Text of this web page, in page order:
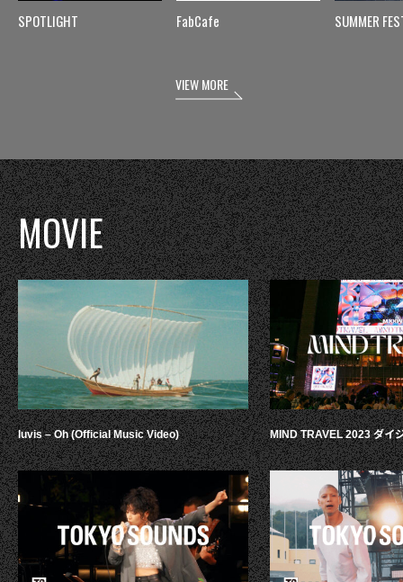
SPOTLIGHT FabCafe SUMMER
VIEW MORE
MOVIE
luvis – Oh (Official Music Video) MIND TRAVEL 2023 ダイ